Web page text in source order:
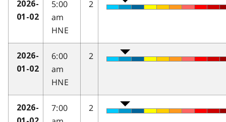
2026-
01-02
5:00
am
HNE
2
2026-
01-02
6:00
am
HNE
2
2026-
7:00
2